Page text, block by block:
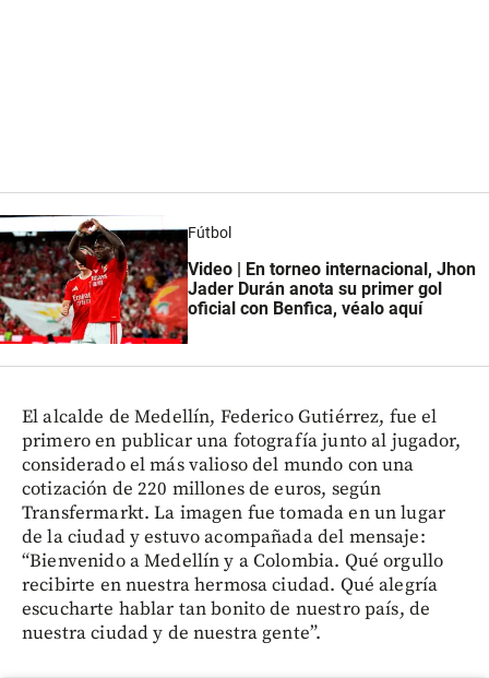
Fútbol
Video | En torneo internacional, Jhon
Jader Durán anota su primer gol
oficial con Benfica, véalo aquí
El alcalde de Medellín, Federico Gutiérrez, fue el
primero en publicar una fotografía junto al jugador,
considerado el más valioso del mundo con una
cotización de 220 millones de euros, según
Transfermarkt. La imagen fue tomada en un lugar
de la ciudad y estuvo acompañada del mensaje:
“Bienvenido a Medellín y a Colombia. Qué orgullo
recibirte en nuestra hermosa ciudad. Qué alegría
escucharte hablar tan bonito de nuestro país, de
nuestra ciudad y de nuestra gente”.